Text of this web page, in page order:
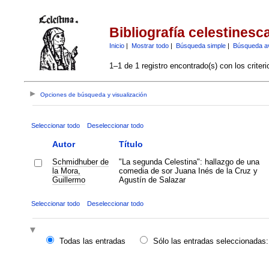
Bibliografía
Inicio| Mostrar todo| Búsqueda simple| Búsqueda
1–1 de 1 registro encontrado(s) con los
Opciones de búsqueda y visualización
Seleccionar todo Deseleccionar todo
Autor Título
Schmidhuber de
la Mora,
Guillermo
"La segunda Celestina": hallazgo de una
comedia de sor Juana Inés de la Cruz y
Agustín de Salazar
Seleccionar todo Deseleccionar todo
Todas las entradas Sólo las entradas seleccionadas: